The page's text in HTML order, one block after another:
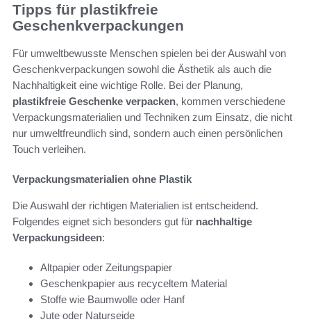
Tipps für plastikfreie
Geschenkverpackungen
Für umweltbewusste Menschen spielen bei der Auswahl von
Geschenkverpackungen sowohl die Ästhetik als auch die
Nachhaltigkeit eine wichtige Rolle. Bei der Planung,
plastikfreie Geschenke verpacken, kommen verschiedene
Verpackungsmaterialien und Techniken zum Einsatz, die nicht
nur umweltfreundlich sind, sondern auch einen persönlichen
Touch verleihen.
Verpackungsmaterialien ohne Plastik
Die Auswahl der richtigen Materialien ist entscheidend.
Folgendes eignet sich besonders gut für nachhaltige
Verpackungsideen:
Altpapier oder Zeitungspapier
Geschenkpapier aus recyceltem Material
Stoffe wie Baumwolle oder Hanf
Jute oder Naturseide